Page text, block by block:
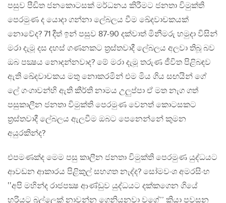
පසුව පීඩිත ජනකොටසක් මර්ධනය කිරීමට ජනතා විමුක්ති
පෙරමුණ ද යොදා ගන්නා ලේබලය වීම ඛේදවාචකයක්
නොවේද? 71 දීත් ඉන් පසුව 87-90 දක්වාත් මිනීමරු හමුදා විසින්
මරා දැමූ දස දහස් ගණනකට ත්‍රස්තවාදී ලේබලය අලවා තිබූ බව
ඔබ පක්‍ෂය නොදන්නවාද? මේ මරා දැමූ තරුණ ජීවිත පිළිබඳව
ඇති ඛේදවාචකය මතු නොකරමින් එම මිය ගිය සඟයින් ගේ
ලේ ගංගාවන්හි ඇති කීර්ති නාමය උලුප්පා ඒ මත නැග ගත්
පසුකාලීන ජනතා විමුක්ති පෙරමුණ වෙනත් කොටසකට
ත්‍රස්තවාදී ලේබලය ඇලවීම ඔබට පෙනෙන්නේ කුමන
අයුරකින්ද?
එපමණක්ද මෙම පසු කාලීන ජනතා විමුක්ති පෙරමුණ යුද්ධයට
ආවඩන ආකාරය පිළිකුල් සහගත නැද්ද? සෝමවංශ අමරසිංහ
‛‛අපි මහින්ද රාජපක්‍ෂ ආණ්ඩුව යුද්ධයට දක්කගෙන ගියේ
හරියට බල්ලෙක් නාවන්න ගෙනියනවා වගේ’’ කියා පවසන